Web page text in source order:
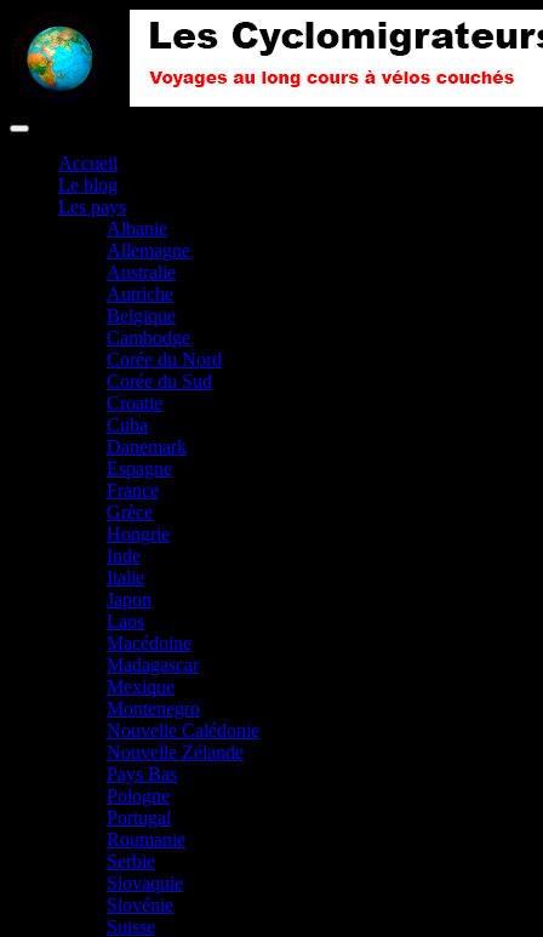
Accueil
Le blog
Les pays
Albanie
Allemagne
Australie
Autriche
Belgique
Cambodge
Corée du Nord
Corée du Sud
Croatie
Cuba
Danemark
Espagne
France
Grèce
Hongrie
Inde
Italie
Japon
Laos
Macédoine
Madagascar
Mexique
Montenegro
Nouvelle Calédonie
Nouvelle Zélande
Pays Bas
Pologne
Portugal
Roumanie
Serbie
Slovaquie
Slovénie
Suisse